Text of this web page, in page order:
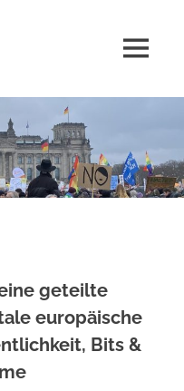
MENU
geteilte
europäische
Bits &